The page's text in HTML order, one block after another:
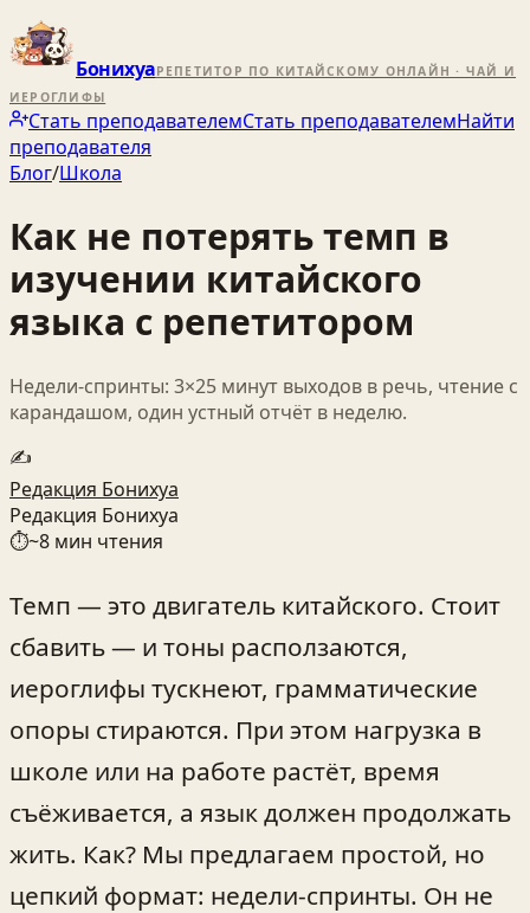
БонихуаРЕПЕТИТОР ПО КИТАЙСКОМУ ОНЛАЙН · ЧАЙ И
ИЕРОГЛИФЫ
Стать преподавателемСтать преподавателемНайти
преподавателя
Блог/Школа
Как не потерять темп в
изучении китайского
языка с репетитором
Недели‑спринты: 3×25 минут выходов в речь, чтение с
карандашом, один устный отчёт в неделю.
✍️
Редакция Бонихуа
Редакция Бонихуа
⏱~8 мин чтения
Темп — это двигатель китайского. Стоит
сбавить — и тоны расползаются,
иероглифы тускнеют, грамматические
опоры стираются. При этом нагрузка в
школе или на работе растёт, время
съёживается, а язык должен продолжать
жить. Как? Мы предлагаем простой, но
цепкий формат: недели‑спринты. Он не